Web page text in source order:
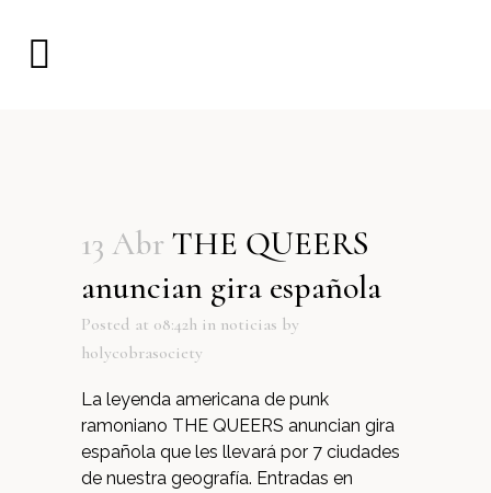
13 AbrTHE QUEERS
anuncian gira española
Posted at 08:42h in noticias by
holycobrasociety
La leyenda americana de punk
ramoniano THE QUEERS anuncian gira
española que les llevará por 7 ciudades
de nuestra geografía. Entradas en